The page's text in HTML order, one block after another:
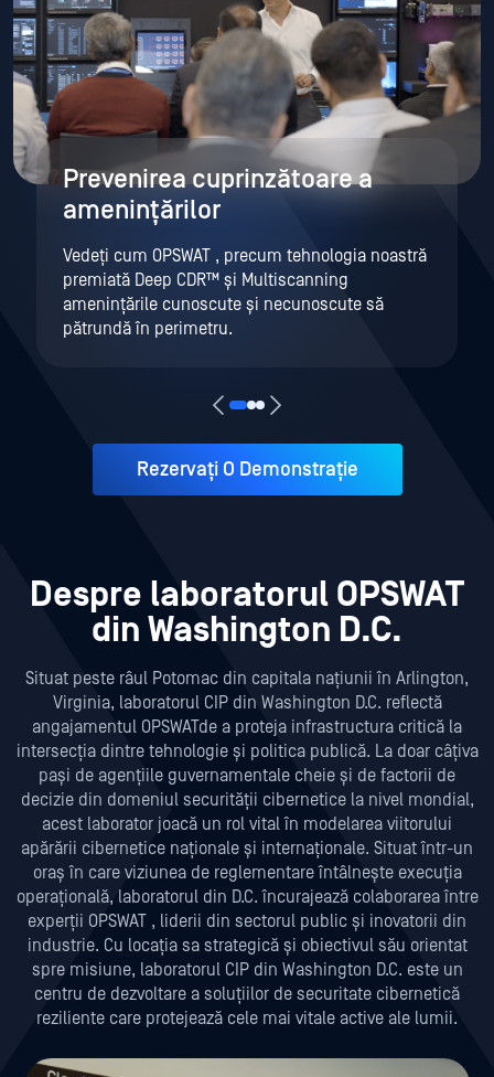
Prevenirea cuprinzătoare a
amenințărilor
Vedeți cum OPSWAT , precum tehnologia noastră
premiată Deep CDR™ și Multiscanning
amenințările cunoscute și necunoscute să
pătrundă în perimetru.
Rezervați O Demonstrație
Despre laboratorul OPSWAT
din Washington D.C.
Situat peste râul Potomac din capitala națiunii în Arlington,
Virginia, laboratorul CIP din Washington D.C. reflectă
angajamentul OPSWATde a proteja infrastructura critică la
intersecția dintre tehnologie și politica publică. La doar câțiva
pași de agențiile guvernamentale cheie și de factorii de
decizie din domeniul securității cibernetice la nivel mondial,
acest laborator joacă un rol vital în modelarea viitorului
apărării cibernetice naționale și internaționale. Situat într-un
oraș în care viziunea de reglementare întâlnește execuția
operațională, laboratorul din D.C. încurajează colaborarea între
experții OPSWAT , liderii din sectorul public și inovatorii din
industrie. Cu locația sa strategică și obiectivul său orientat
spre misiune, laboratorul CIP din Washington D.C. este un
centru de dezvoltare a soluțiilor de securitate cibernetică
reziliente care protejează cele mai vitale active ale lumii.